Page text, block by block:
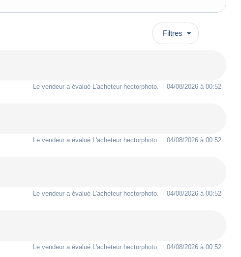
Filtres
Le vendeur a évalué L'acheteur hectorphoto 04/08/2026 à 00:52
Le vendeur a évalué L'acheteur hectorphoto 04/08/2026 à 00:52
Le vendeur a évalué L'acheteur hectorphoto 04/08/2026 à 00:52
Le vendeur a évalué L'acheteur hectorphoto 04/08/2026 à 00:52